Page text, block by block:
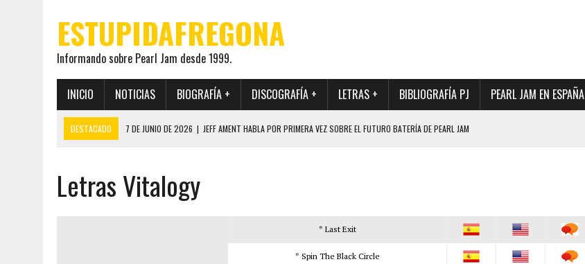
ESTUPIDAFREGONA
Informando sobre Pearl Jam desde 1999.
INICIO NOTICIAS BIOGRAFÍA + DISCOGRAFÍA + LETRAS + BIBLIOGRAFÍA PJ PEARL JAM EN ESPAÑA
DESTACADO 7 DE JUNIO DE 2026 | JEFF AMENT HABLA POR PRIMERA VEZ SOBRE EL FUTURO BATERÍA DE PEARL JAM
19 DE MAYO DE 2026 |
EL ENCUENTRO ENTRE NEIL YOUNG Y PEARL JAM QUE MARCÓ LOS 90, DE NUEVO EN VINILO.
12 DE MAYO DE 2026 | PEARL JAM REAPARECEN EN OHANA 2026 EN MEDIO DE LA INCERTIDUMBRE SOBRE SU FUTURA FORMACIÓN
Letras Vitalogy
* Last Exit
* Spin The Black Circle